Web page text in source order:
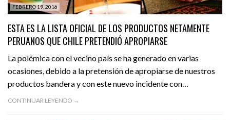
FEBRERO 19, 2016
ESTA ES LA LISTA OFICIAL DE LOS PRODUCTOS NETAMENTE
PERUANOS QUE CHILE PRETENDIÓ APROPIARSE
La polémica con el vecino país se ha generado en varias
ocasiones, debido a la pretensión de apropiarse de nuestros
productos bandera y con este nuevo incidente con…
CONTINUAR LEYENDO →